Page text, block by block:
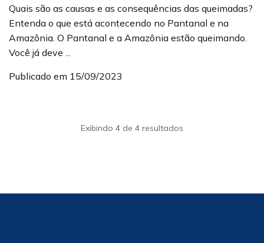
Quais são as causas e as consequências das queimadas?
Entenda o que está acontecendo no Pantanal e na
Amazônia. O Pantanal e a Amazônia estão queimando.
Você já deve ...
Publicado em 15/09/2023
Exibindo 4 de 4 resultados